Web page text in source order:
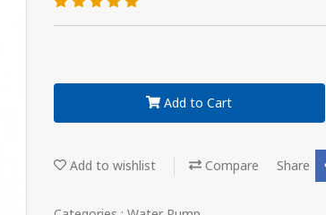
Add to Cart
Add to wishlist Compare Share